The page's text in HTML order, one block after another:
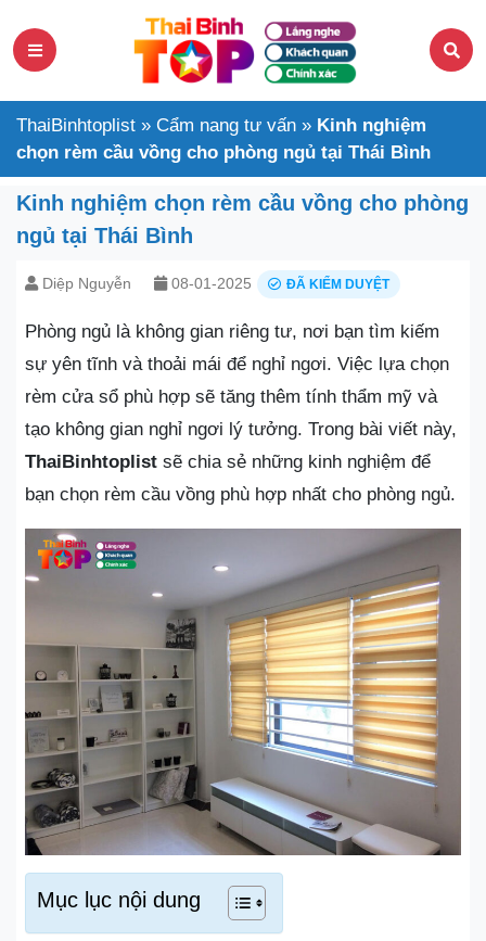
ThaiBinhtoplist » Cẩm nang tư vấn » Kinh nghiệm
chọn rèm cầu vồng cho phòng ngủ tại Thái Bình
Kinh nghiệm chọn rèm cầu vồng cho phòng
ngủ tại Thái Bình
Diệp Nguyễn 08-01-2025 ĐÃ KIỂM DUYỆT
Phòng ngủ là không gian riêng tư, nơi bạn tìm kiếm
sự yên tĩnh và thoải mái để nghỉ ngơi. Việc lựa chọn
rèm cửa sổ phù hợp sẽ tăng thêm tính thẩm mỹ và
tạo không gian nghỉ ngơi lý tưởng. Trong bài viết này,
ThaiBinhtoplist sẽ chia sẻ những kinh nghiệm để
bạn chọn rèm cầu vồng phù hợp nhất cho phòng ngủ.
Mục lục nội dung